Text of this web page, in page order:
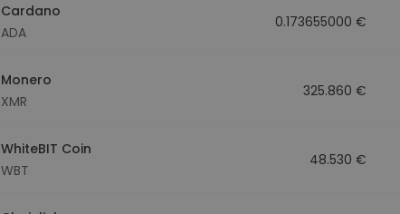
Cardano
ADA
0.173655000 €
Monero
XMR
325.860 €
WhiteBIT Coin
WBT
48.530 €